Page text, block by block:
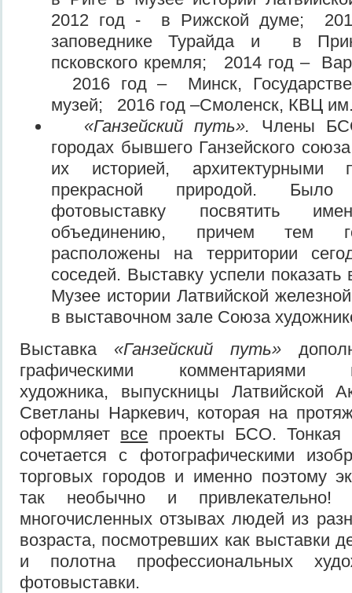
2012 год - в Рижской думе;
заповеднике Турайда и в
псковского кремля; 2014 год –
2016 год – Минск,
музей; 2016 год –Смоленск, КВЦ
«Ганзейский путь». Члены
городах бывшего Ганзейского
их историей,
прекрасной природой.
фотовыставку посвятить
объединению, причем тем
расположены на территории
соседей. Выставку успели
Музее истории Латвийской
в выставочном зале Союза
Выставка «Ганзейский путь»
графическими комментариями
художника, выпускницы Латвийской
Светланы Наркевич, которая на
оформляет все проекты БСО. Тонкая
сочетается с фотографическими
торговых городов и именно поэтому
так необычно и
многочисленных отзывах людей из
возраста, посмотревших как выставки
и полотна профессиональных
фотовыставки.